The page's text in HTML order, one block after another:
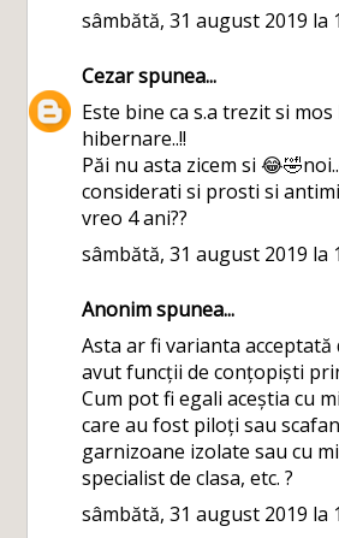
sâmbătă, 31 august 2019 la
Cezarspunea...
Este bine ca s.a trezit si
hibernare..!!
Păi nu asta zicem si
considerati si prosti si
vreo 4 ani??
sâmbătă, 31 august 2019 la
Anonim spunea...
Asta ar fi varianta acceptată
avut funcții de conțopiști
Cum pot fi egali aceștia cu
care au fost piloți sau
garnizoane izolate sau cu
specialist de clasa, etc. ?
sâmbătă, 31 august 2019 la